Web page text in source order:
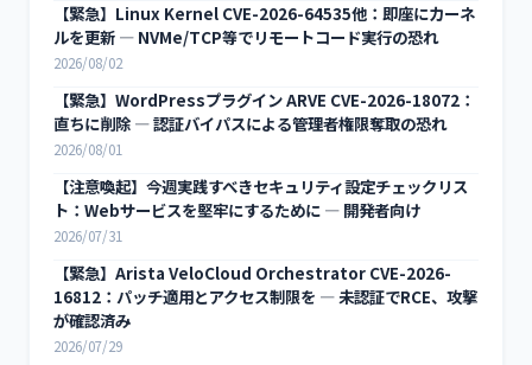
【緊急】Linux Kernel CVE-2026-64535他：即座にカーネ
ルを更新 — NVMe/TCP等でリモートコード実行の恐れ
2026/08/02
【緊急】WordPressプラグイン ARVE CVE-2026-18072：
直ちに削除 — 認証バイパスによる管理者権限奪取の恐れ
2026/08/01
【注意喚起】今週実践すべきセキュリティ設定チェックリス
ト：Webサービスを堅牢にするために — 開発者向け
2026/07/31
【緊急】Arista VeloCloud Orchestrator CVE-2026-
16812：パッチ適用とアクセス制限を — 未認証でRCE、攻撃
が確認済み
2026/07/29